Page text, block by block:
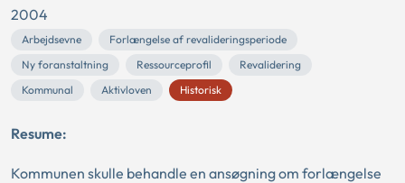
2004
Arbejdsevne
Forlængelse af revalideringsperiode
Ny foranstaltning
Ressourceprofil
Revalidering
Kommunal
Aktivloven Historisk
Resume:
Kommunen skulle behandle en ansøgning om forlængelse